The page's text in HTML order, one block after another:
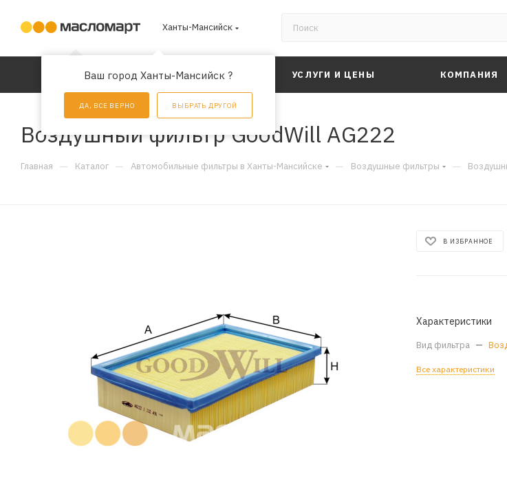
Ханты-Мансийск
Ваш город Ханты-Мансийск ?
ДА, ВСЕ ВЕРНО ВЫБРАТЬ ДРУГОЙ
КАТАЛОГ АКЦИИ УСЛУГИ И ЦЕНЫ КОМПАНИЯ
Воздушный фильтр GoodWill AG222
Главная — Каталог — Автомобильные фильтры в Ханты-Мансийске — Воздушные фильтры —
В ИЗБРАННОЕ
Характеристики
Вид фильтра —
Все характеристики